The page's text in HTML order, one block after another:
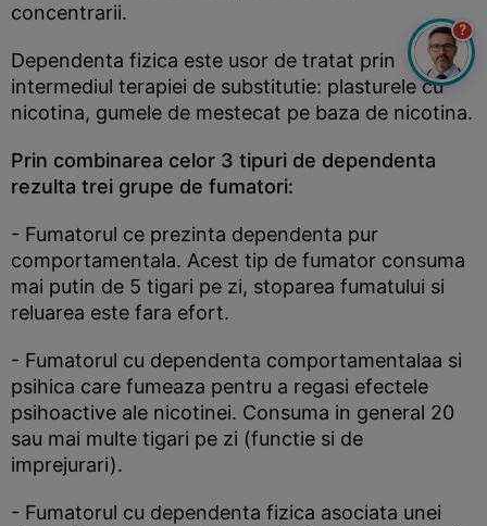
concentrarii.
Dependenta fizica este usor de tratat prin
intermediul terapiei de substitutie: plasturele cu
nicotina, gumele de mestecat pe baza de nicotina.
Prin combinarea celor 3 tipuri de dependenta
rezulta trei grupe de fumatori:
- Fumatorul ce prezinta dependenta pur
comportamentala. Acest tip de fumator consuma
mai putin de 5 tigari pe zi, stoparea fumatului si
reluarea este fara efort.
- Fumatorul cu dependenta comportamentalaa si
psihica care fumeaza pentru a regasi efectele
psihoactive ale nicotinei. Consuma in general 20
sau mai multe tigari pe zi (functie si de
imprejurari).
- Fumatorul cu dependenta fizica asociata unei
?